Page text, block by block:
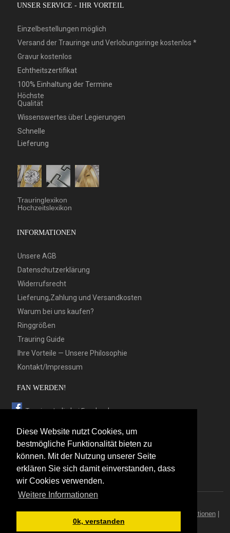
Diese Website nutzt Cookies, um
bestmögliche Funktionalität bieten zu
können. Mit der Nutzung unserer Seite
erklären Sie sich damit einverstanden, dass
wir Cookies verwenden.
Weitere Informationen
0k, verstanden
UNSER SERVICE - IHR VORTEIL
Einzelbestellungen möglich
Versand der Trauringe und Verlobungsringe kostenlos *
Gravur kostenlos
Echtheitszertifikat
100% Einhaltung der Termine
Höchste
Qualität
Wissenswertes über Legierungen
Schnelle
Lieferung
Trauringlexikon
Hochzeitslexikon
INFORMATIONEN
Unsere AGB
Datenschutzerklärung
Widerrufsrecht
Lieferung,Zahlung und Versandkosten
Warum bei uns kaufen?
Ringgrößen
Trauring Guide
Ihre Vorteile — Unsere Philosophie
Kontakt/Impressum
FAN WERDEN!
Trauringstudio bei Facebook
Trauringstudio bei Twitter
Trauringstudio bei Pinterest
Trauringstudio bei flickr
Trauringstudio|Trauringe|Hersteller|Kontakt/Impressum Aktionen|
News|Sitemap